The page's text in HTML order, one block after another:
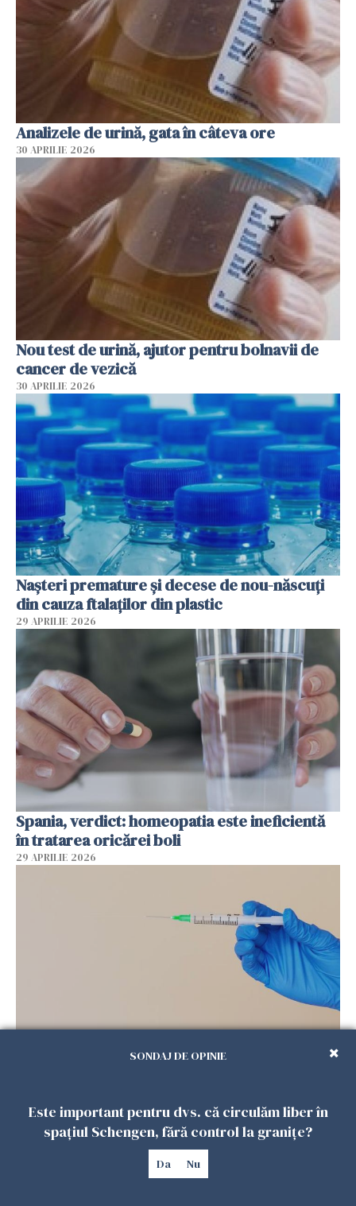
Analizele de urină, gata în câteva ore
30 APRILIE 2026
Nou test de urină, ajutor pentru bolnavii de
cancer de vezică
30 APRILIE 2026
Nașteri premature și decese de nou-născuți
din cauza ftalaților din plastic
29 APRILIE 2026
Spania, verdict: homeopatia este ineficientă
în tratarea oricărei boli
29 APRILIE 2026
Vaccinul împotriva zonei Zoster, încetinește
SONDAJ DE OPINIE
Este important pentru dvs. că circulăm liber în
spațiul Schengen, fără control la granițe?
Da Nu